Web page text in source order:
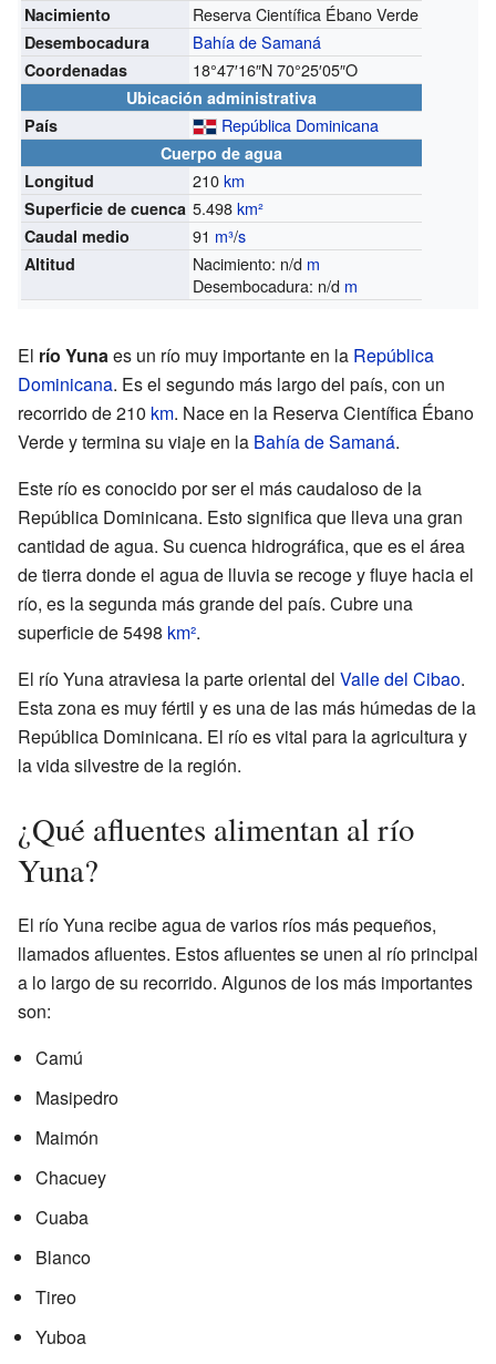
Nacimiento Reserva Científica Ébano Verde
Desembocadura Bahía de Samaná
Coordenadas 18°47′16″N70°25′05″O
Ubicación administrativa
País
República Dominicana
Cuerpo de agua
Longitud
210km
Superficie de cuenca 5.498km²
Caudal medio 91 m³/s
Altitud Nacimiento: n/d m
Desembocadura: n/d m
El río Yunaes un río muy importante en la República
Dominicana. Es el segundo más largo del país, con un
recorrido de 210 km. Nace en la Reserva Científica Ébano
Verde y termina su viaje en la Bahía de Samaná.
Este río es conocido por ser el más caudaloso de la
República Dominicana. Esto significa que lleva una gran
cantidad de agua. Su cuenca hidrográfica, que es el área
de tierra donde el agua de lluvia se recoge y fluye hacia el
río, es la segunda más grande del país. Cubre una
superficie de 5498 km².
El río Yuna atraviesa la parte oriental del Valle del Cibao.
Esta zona es muy fértil y es una de las más húmedas de la
República Dominicana. El río es vital para la agricultura y
la vida silvestre de la región.
¿Qué afluentes alimentan al río
Yuna?
El río Yuna recibe agua de varios ríos más pequeños,
llamados afluentes. Estos afluentes se unen al río principal
a lo largo de su recorrido. Algunos de los más importantes
son:
Camú
Masipedro
Maimón
Chacuey
Cuaba
Blanco
Tireo
Yuboa